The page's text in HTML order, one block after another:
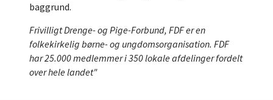
baggrund.
Frivilligt Drenge- og Pige-Forbund, FDF er en
folkekirkelig børne- og ungdomsorganisation. FDF
har 25.000 medlemmer i 350 lokale afdelinger fordelt
over hele landet"